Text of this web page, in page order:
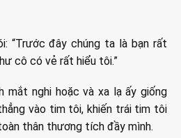
“Trước đây chúng ta là bạn rất
cô có vẻ rất hiểu tôi.”
mắt nghi hoặc và xa lạ ấy giống
vào tim tôi, khiến trái tim tôi
thân thương tích đầy mình.